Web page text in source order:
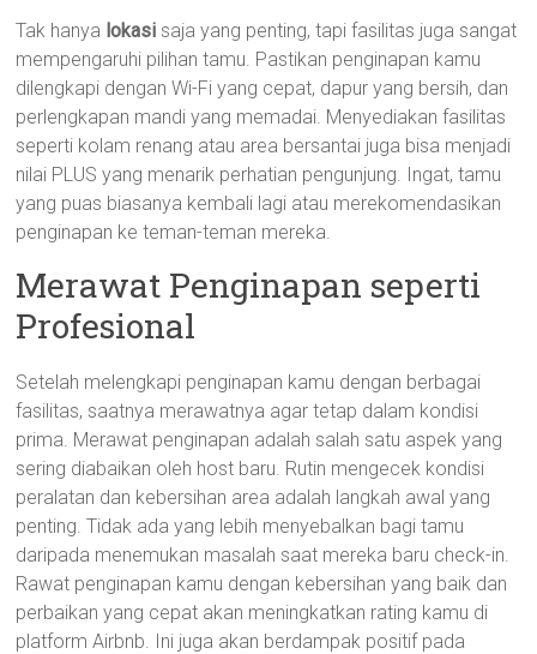
Tak hanya lokasi saja yang penting, tapi fasilitas juga sangat
mempengaruhi pilihan tamu. Pastikan penginapan kamu
dilengkapi dengan Wi-Fi yang cepat, dapur yang bersih, dan
perlengkapan mandi yang memadai. Menyediakan fasilitas
seperti kolam renang atau area bersantai juga bisa menjadi
nilai PLUS yang menarik perhatian pengunjung. Ingat, tamu
yang puas biasanya kembali lagi atau merekomendasikan
penginapan ke teman-teman mereka.
Merawat Penginapan seperti
Profesional
Setelah melengkapi penginapan kamu dengan berbagai
fasilitas, saatnya merawatnya agar tetap dalam kondisi
prima. Merawat penginapan adalah salah satu aspek yang
sering diabaikan oleh host baru. Rutin mengecek kondisi
peralatan dan kebersihan area adalah langkah awal yang
penting. Tidak ada yang lebih menyebalkan bagi tamu
daripada menemukan masalah saat mereka baru check-in.
Rawat penginapan kamu dengan kebersihan yang baik dan
perbaikan yang cepat akan meningkatkan rating kamu di
platform Airbnb. Ini juga akan berdampak positif pada